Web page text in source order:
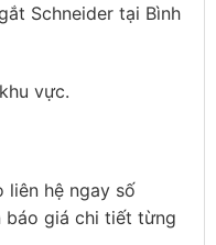
Schneider tại Bình
vực.
liên hệ ngay số
báo giá chi tiết từng